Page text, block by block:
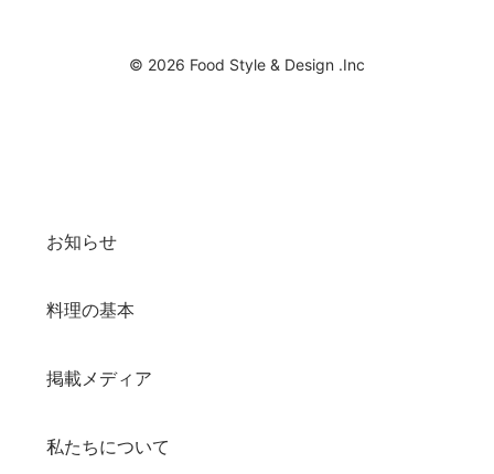
© 2026 Food Style & Design .Inc
お知らせ
料理の基本
掲載メディア
私たちについて